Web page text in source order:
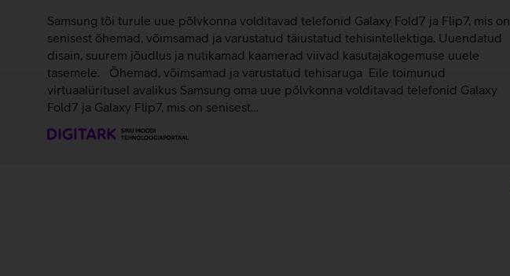
Samsung tõi turule uue põlvkonna volditavad telefonid Galaxy Fold7 ja Flip7, mis on
senisest õhemad, võimsamad ja varustatud täiustatud tehisintellektiga. Uuendatud
disain, suurem jõudlus ja nutikamad kaamerad viivad kasutajakogemuse uuele
tasemele. Õhemad, võimsamad ja varustatud tehisaruga Eile toimunud
virtuaalüritusel avalikus Samsung oma uue põlvkonna volditavad telefonid Galaxy
Fold7 ja Galaxy Flip7, mis on senisest…